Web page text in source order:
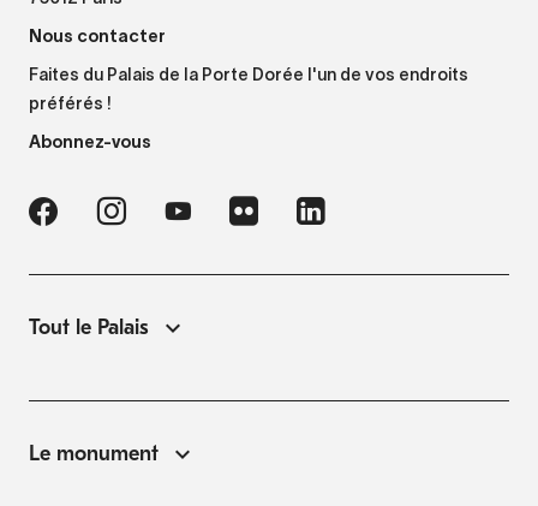
Nous contacter
Faites du Palais de la Porte Dorée l'un de vos endroits
préférés !
Abonnez-vous
Tout le Palais
Le monument